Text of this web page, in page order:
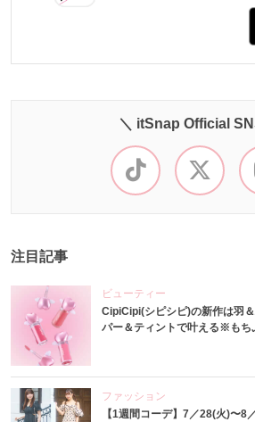
＼ itSnap Official
注目記事
ビューティー
CipiCipi(シピシピ)の新作は羽
パー＆ティントで叶える※も
ファッション
【1週間コーデ】7／28(火)〜8